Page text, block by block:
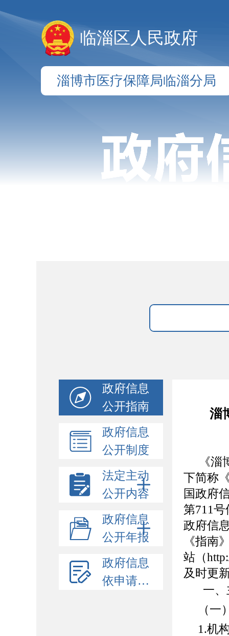
临淄区人民政府
淄博市医疗保障局临淄分局
政府信息
公开指南
政府信息
公开制度
法定主动
公开内容
政府信息
公开年报
政府信息
依申请公开
淄
《淄
下简称
国政府
第711
政府信
《指南
站（
及时更
一
（
1.机